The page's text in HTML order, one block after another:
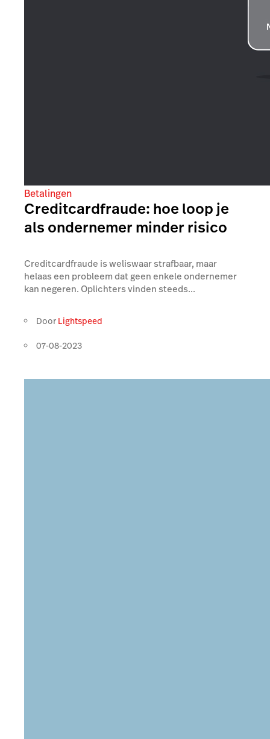
Betalingen
Creditcardfraude: hoe loop je
als ondernemer minder risico
Creditcardfraude is weliswaar strafbaar, maar
helaas een probleem dat geen enkele ondernemer
kan negeren. Oplichters vinden steeds...
Door Lightspeed
07-08-2023